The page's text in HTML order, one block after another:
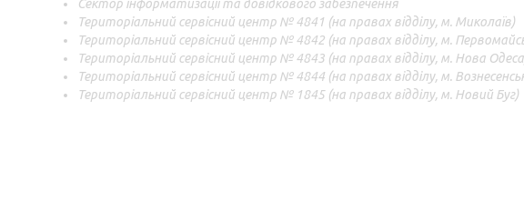
Сектор інформатизації та довідкового забезпечення
Територіальний сервісний центр № 4841 (на правах відділу, м. Миколаїв)
Територіальний сервісний центр № 4842 (на правах відділу, м.
Територіальний сервісний центр № 4843 (на правах відділу, м. Нова
Територіальний сервісний центр № 4844 (на правах відділу, м.
Територіальний сервісний центр № 1845 (на правах відділу, м. Новий Буг)